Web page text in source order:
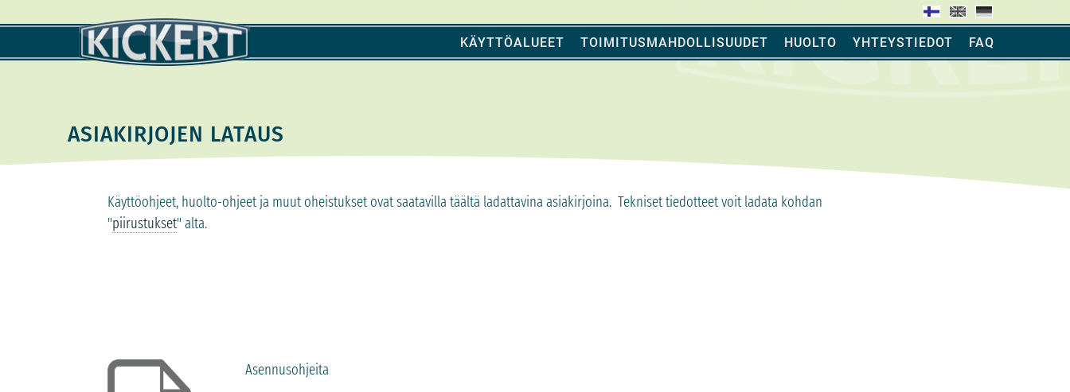
KÄYTTÖALUEET TOIMITUSMAHDOLLISUUDET HUOLTO YHTEYSTIEDOT FAQ
ASIAKIRJOJEN LATAUS
Käyttöohjeet, huolto-ohjeet ja muut oheistukset ovat saatavilla täältä ladattavina asiakirjoina. Tekniset tiedotteet voit ladata kohdan
"piirustukset" alta.
Asennusohjeita